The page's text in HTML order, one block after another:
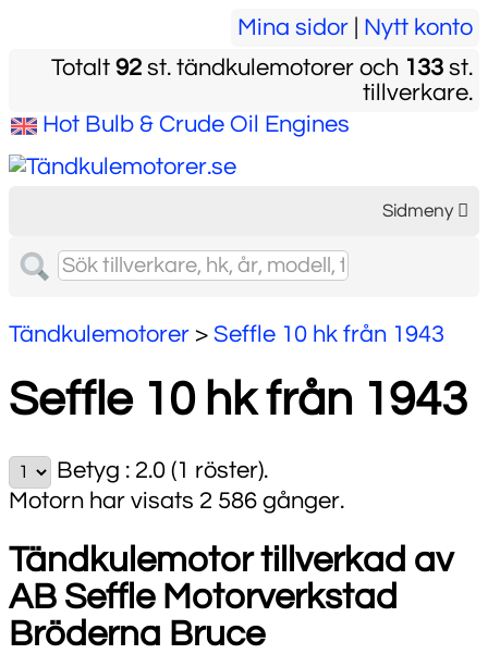
Mina sidor
Nytt konto
Totalt 92 st. tändkulemotorer och 133 st.
tillverkare.
Hot Bulb & Crude Oil Engines
Sidmeny
Tändkulemotorer > Seffle 10 hk från 1943
Seffle 10 hk från 1943
Betyg : 2.0 (1 röster).
Motorn har visats 2 586 gånger.
Tändkulemotor tillverkad av
AB Seffle Motorverkstad
Bröderna Bruce